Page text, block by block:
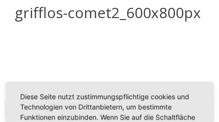
grifflos-comet2_600x800px
KONTAKT
Diese Seite nutzt zustimmungspflichtige cookies und
Technologien von Drittanbietern, um bestimmte
Funktionen einzubinden. Wenn Sie auf die Schaltfläche